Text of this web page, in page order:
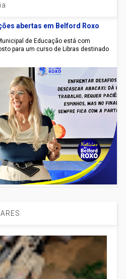
abertas em Belford Roxo
de Educação está com
para um curso de Libras destinado